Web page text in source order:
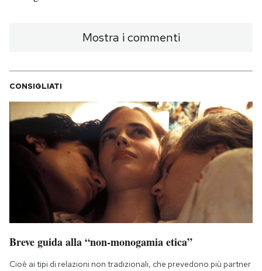
Mostra i commenti
CONSIGLIATI
Breve guida alla “non-monogamia etica”
Cioè ai tipi di relazioni non tradizionali, che prevedono più partner